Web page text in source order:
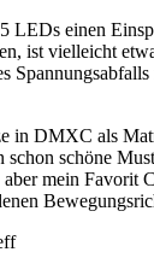
LEDs einen
ist vielleicht
in DMXC als
schon schöne
aber mein Favorit